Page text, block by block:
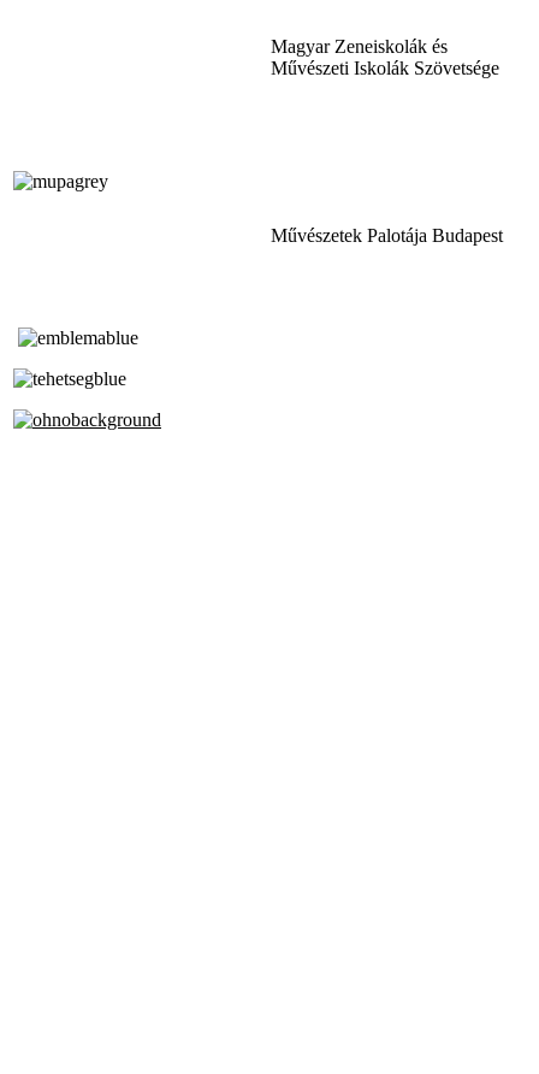
Magyar Zeneiskolák és
Művészeti Iskolák Szövetsége
Művészetek Palotája Budapest